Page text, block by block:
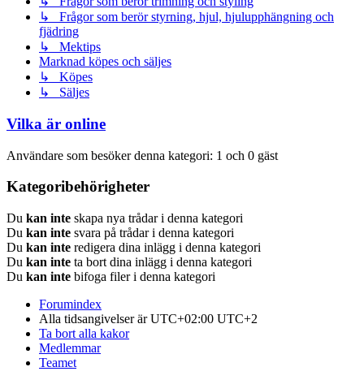
↳ Frågor som berör styrning, hjul, hjulupphängning och
fjädring
↳ Mektips
Marknad köpes och säljes
↳ Köpes
↳ Säljes
Vilka är online
Användare som besöker denna kategori: 1 och 0 gäst
Kategoribehörigheter
Du kan inte skapa nya trådar i denna kategori
Du kan inte svara på trådar i denna kategori
Du kan inte redigera dina inlägg i denna kategori
Du kan inte ta bort dina inlägg i denna kategori
Du kan inte bifoga filer i denna kategori
Forumindex
Alla tidsangivelser är UTC+02:00 UTC+2
Ta bort alla kakor
Medlemmar
Teamet